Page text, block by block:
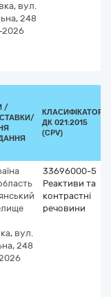
вул.
248
2026
/
КЛАСИФІКАТОР
ДК 021:2015
(CPV)
вул.
248
33696000-5
Реактиви та
контрастні
речовини